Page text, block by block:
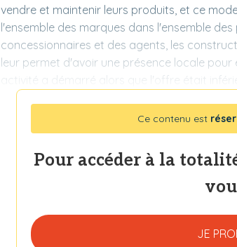
vendre et maintenir leurs produits, et ce
l'ensemble des marques dans l'ensemble
concessionnaires et des agents, les
leur permet d'avoir une présence locale
activité a démarré alors que l'offre était
Ce contenu est
Pour accéder à la
JE